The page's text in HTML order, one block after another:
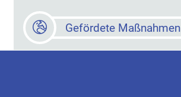
Gefördete Maßnahmen